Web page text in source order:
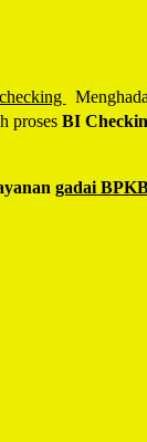
proses BI
gadai